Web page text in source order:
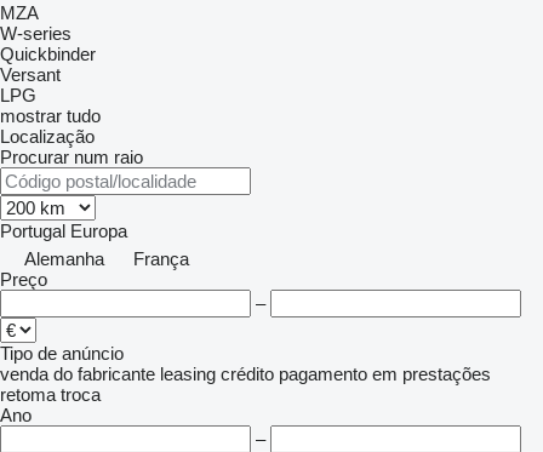
MZA
W-series
Quickbinder
Versant
LPG
mostrar tudo
Localização
Procurar num raio
Portugal Europa
Alemanha
França
Preço
–
Tipo de anúncio
venda do fabricante leasing crédito pagamento em prestações
retoma troca
Ano
–